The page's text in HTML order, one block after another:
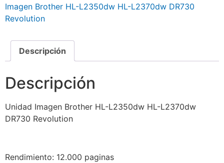
Imagen Brother HL-L2350dw HL-L2370dw DR730
Revolution
Descripción
Descripción
Unidad Imagen Brother HL-L2350dw HL-L2370dw
DR730 Revolution
Rendimiento: 12.000 paginas